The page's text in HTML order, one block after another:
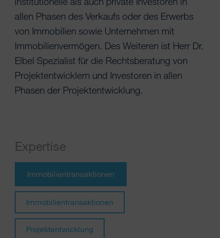
allen Phasen des Verkaufs oder des Erwerbs
von Immobilien sowie Unternehmen mit
Immobilienvermögen. Des Weiteren ist Herr Dr.
Elbel Spezialist für die Rechtsberatung von
Projektentwicklern und Investoren in allen
Phasen der Projektentwicklung.
Expertise
Immobilientransaktionen
Immobilientransaktionen
Projektentwicklung